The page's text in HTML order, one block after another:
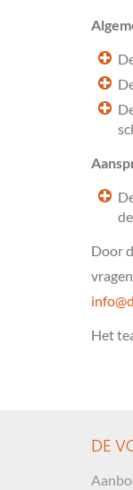
Door
Het
DE